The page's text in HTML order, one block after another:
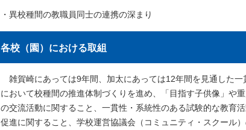
・異校種間の教職員同士の連携の深まり
各校（園）における取組
雑賀崎にあっては9年間、加太にあっては12年間を見通した一
において校種間の推進体制づくりを進め、「目指す子供像」や
の交流活動に関すること、一貫性・系統性のある試験的な教育
促進に関すること、学校運営協議会（コミュニティ・スクール